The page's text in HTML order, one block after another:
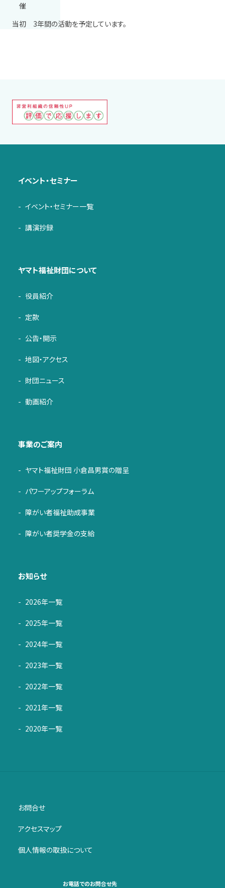
催
当初 3年間の活動を予定しています。
イベント・セミナー
イベント・セミナー一覧
講演抄録
ヤマト福祉財団について
役員紹介
定款
公告・開示
地図・アクセス
財団ニュース
動画紹介
事業のご案内
ヤマト福祉財団 小倉昌男賞の贈呈
パワーアップフォーラム
障がい者福祉助成事業
障がい者奨学金の支給
お知らせ
2026年一覧
2025年一覧
2024年一覧
2023年一覧
2022年一覧
2021年一覧
2020年一覧
お問合せ
アクセスマップ
個人情報の取扱について
お電話でのお問合せ先